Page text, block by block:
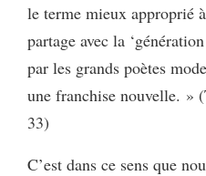
le terme mieux approprié
partage avec la
par les grands poètes
une franchise nouvelle. »
33)
C’est dans ce sens que